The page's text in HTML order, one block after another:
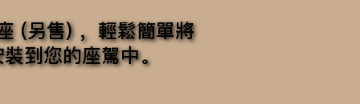
(另售) ，輕鬆簡單將
到您的座駕中。